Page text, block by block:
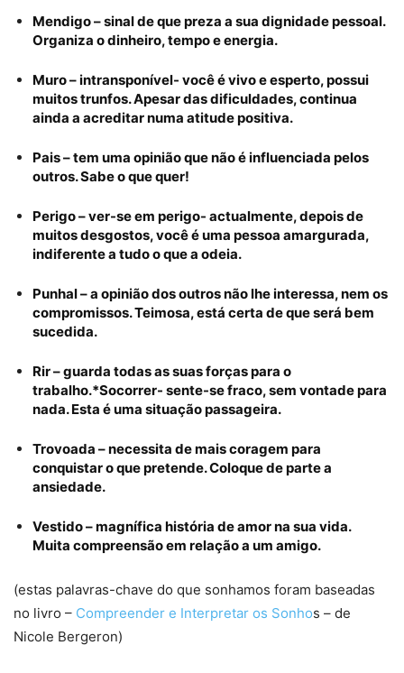
Mendigo – sinal de que preza a sua dignidade pessoal.
Organiza o dinheiro, tempo e energia.
Muro – intransponível- você é vivo e esperto, possui
muitos trunfos. Apesar das dificuldades, continua
ainda a acreditar numa atitude positiva.
Pais – tem uma opinião que não é influenciada pelos
outros. Sabe o que quer!
Perigo – ver-se em perigo- actualmente, depois de
muitos desgostos, você é uma pessoa amargurada,
indiferente a tudo o que a odeia.
Punhal – a opinião dos outros não lhe interessa, nem os
compromissos. Teimosa, está certa de que será bem
sucedida.
Rir – guarda todas as suas forças para o
trabalho.*Socorrer- sente-se fraco, sem vontade para
nada. Esta é uma situação passageira.
Trovoada – necessita de mais coragem para
conquistar o que pretende. Coloque de parte a
ansiedade.
Vestido – magnífica história de amor na sua vida.
Muita compreensão em relação a um amigo.
(estas palavras-chave do que sonhamos foram baseadas
no livro – Compreender e Interpretar os Sonhos – de
Nicole Bergeron)